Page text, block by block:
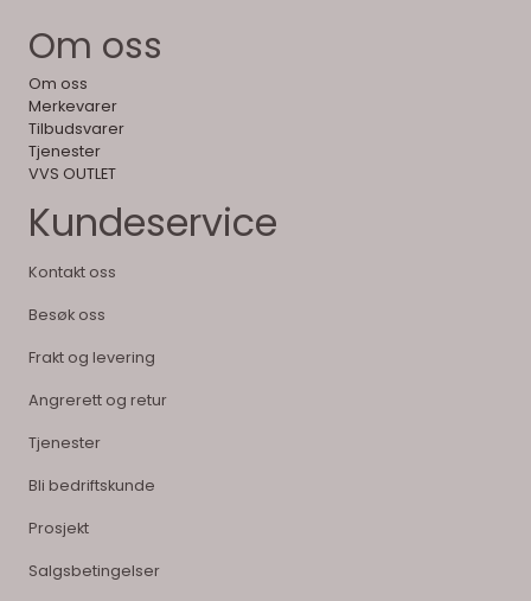
Om oss
Om oss
Merkevarer
Tilbudsvarer
Tjenester
VVS OUTLET
Kundeservice
Kontakt oss
Besøk oss
Frakt og levering
Angrerett og retur
Tjenester
Bli bedriftskunde
Prosjekt
Salgsbetingelser